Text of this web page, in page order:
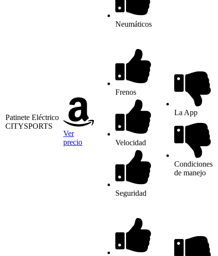
Neumáticos
Patinete Eléctrico
CITYSPORTS
Ver
precio
Frenos
Velocidad
Seguridad
La App
Condiciones
de manejo